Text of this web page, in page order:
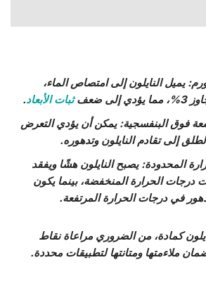
: يميل النايلون إلى امتصاص الماء،
ضعف
ثبات الأبعاد.
فوق البنفسجية: يمكن أن يؤدي التعرض
إلى تقادم النايلون وتدهوره.
المحدودة: يصبح النايلون هشًا ويفقد
درجات الحرارة المنخفضة، بينما يكون
في درجات الحرارة المرتفعة.
كمادة، من الضروري مراعاة نقاط
ملاءمتها ومتانتها لتطبيقات محددة.